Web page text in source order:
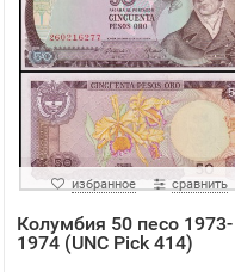
избранное сравнить
Колумбия 50 песо 1973-
1974 (UNC Pick 414)